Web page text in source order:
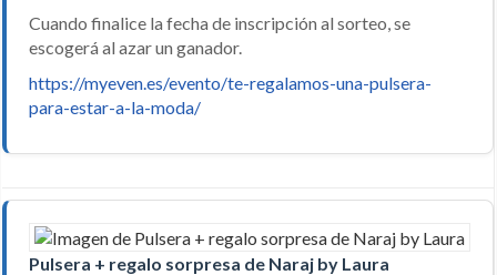
Cuando finalice la fecha de inscripción al sorteo, se
escogerá al azar un ganador.
https://myeven.es/evento/te-regalamos-una-pulsera-
para-estar-a-la-moda/
Pulsera + regalo sorpresa de Naraj by Laura